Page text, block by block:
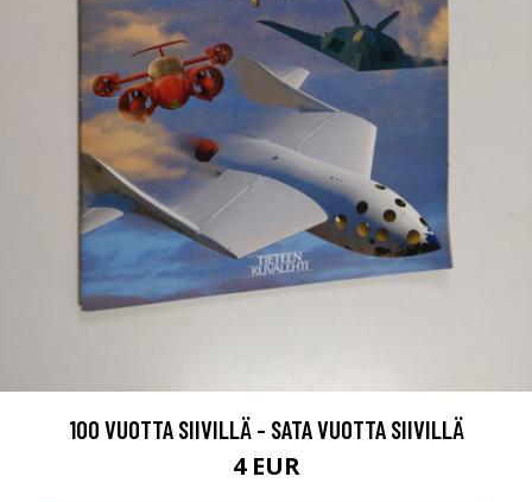
100 VUOTTA SIIVILLÄ - SATA VUOTTA SIIVILLÄ
4 EUR